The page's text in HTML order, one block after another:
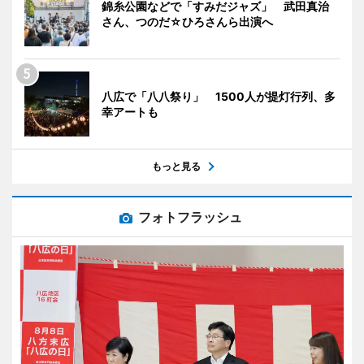
錦糸公園などで「すみだジャズ」 武田真治
さん、つのだ☆ひろさんら出演へ
八広で「八八祭り」 1500人が提灯行列、多
幸アートも
もっと見る
フォトフラッシュ